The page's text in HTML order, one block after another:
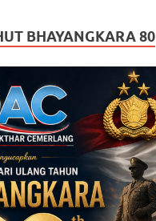
BHAYANGKARA 80